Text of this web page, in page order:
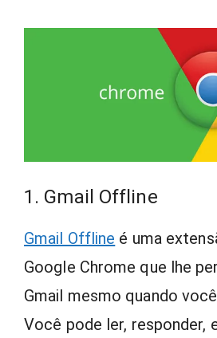
1. Gmail Offline
Gmail Offline é uma
Google Chrome que lhe
Gmail mesmo quando
Você pode ler, responder,